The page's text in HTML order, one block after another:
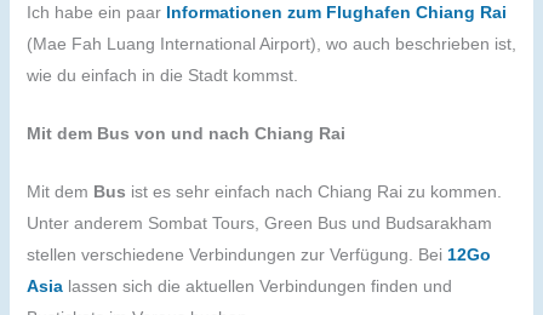
Ich habe ein paar Informationen zum Flughafen Chiang Rai
(Mae Fah Luang International Airport), wo auch beschrieben ist,
wie du einfach in die Stadt kommst.
Mit dem Bus von und nach Chiang Rai
Mit dem Bus ist es sehr einfach nach Chiang Rai zu kommen.
Unter anderem Sombat Tours, Green Bus und Budsarakham
stellen verschiedene Verbindungen zur Verfügung. Bei 12Go
Asia lassen sich die aktuellen Verbindungen finden und